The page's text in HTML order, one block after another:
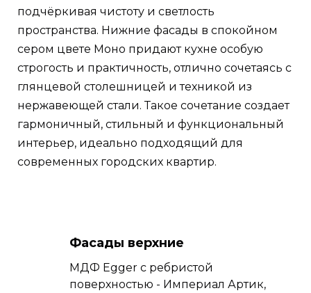
подчёркивая чистоту и светлость
пространства. Нижние фасады в спокойном
сером цвете Моно придают кухне особую
строгость и практичность, отлично сочетаясь с
глянцевой столешницей и техникой из
нержавеющей стали. Такое сочетание создает
гармоничный, стильный и функциональный
интерьер, идеально подходящий для
современных городских квартир.
Фасады верхние
МДФ Egger с ребристой
поверхностью - Империал Артик,